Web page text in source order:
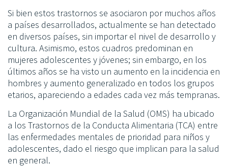
Si bien estos trastornos se asociaron por muchos años
a países desarrollados, actualmente se han detectado
en diversos países, sin importar el nivel de desarrollo y
cultura. Asimismo, estos cuadros predominan en
mujeres adolescentes y jóvenes; sin embargo, en los
últimos años se ha visto un aumento en la incidencia en
hombres y aumento generalizado en todos los grupos
etarios, apareciendo a edades cada vez más tempranas.
La Organización Mundial de la Salud (OMS) ha ubicado
a los Trastornos de la Conducta Alimentaria (TCA) entre
las enfermedades mentales de prioridad para niños y
adolescentes, dado el riesgo que implican para la salud
en general.